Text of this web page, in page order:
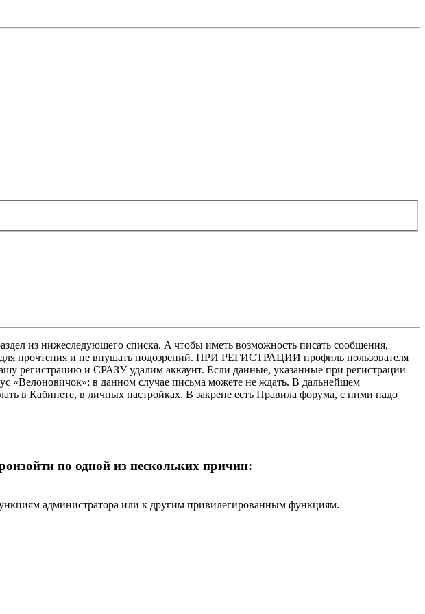
из нижеследующего списка. A чтобы иметь возможность писать сообщения,
прочтения и не внушать подозрений. ПРИ РЕГИСТРАЦИИ профиль пользователя
регистрацию и СРАЗУ удалим аккаунт. Если данные, указанные при регистрации
«Велоновичок»; в данном случае письма можете не ждать. В дальнейшем
в Кабинете, в личных настройках. В закрепе есть Правила форума, с ними надо
по одной из нескольких причин:
администратора или к другим привилегированным функциям.